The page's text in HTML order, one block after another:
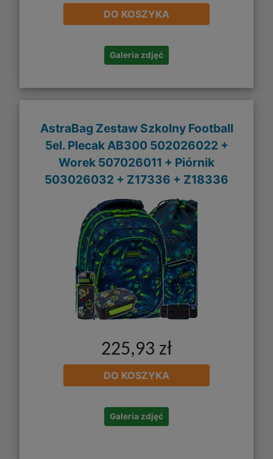
DO KOSZYKA
Galeria zdjęć
AstraBag Zestaw Szkolny Football
5el. Plecak AB300 502026022 +
Worek 507026011 + Piórnik
503026032 + Z17336 + Z18336
225,93 zł
DO KOSZYKA
Galeria zdjęć